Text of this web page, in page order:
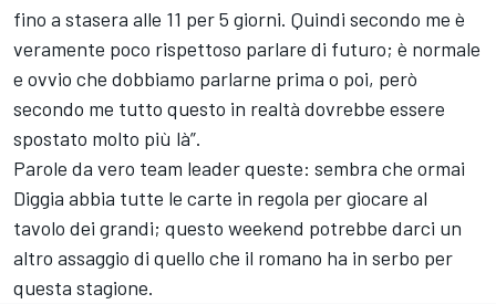
fino a stasera alle 11 per 5 giorni. Quindi secondo me è
veramente poco rispettoso parlare di futuro; è normale
e ovvio che dobbiamo parlarne prima o poi, però
secondo me tutto questo in realtà dovrebbe essere
spostato molto più là”.
Parole da vero team leader queste: sembra che ormai
Diggia abbia tutte le carte in regola per giocare al
tavolo dei grandi; questo weekend potrebbe darci un
altro assaggio di quello che il romano ha in serbo per
questa stagione.